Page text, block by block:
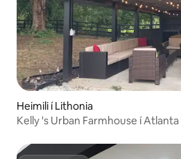
Heimili í Lithonia
Kelly 's Urban Farmhouse í Atlanta